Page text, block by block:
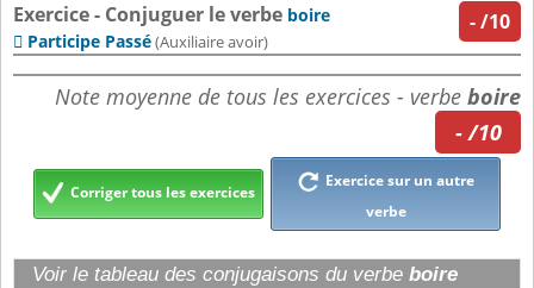
-/10
Exercice - Conjuguer le verbe boire
 Participe Passé(Auxiliaire avoir)
Note moyenne de tous les exercices - verbe boire
- /10
Corriger tous les exercices
Exercice sur un autre
verbe
Voir le tableau des conjugaisons du verbe boire